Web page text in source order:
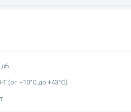
дБ
T (от +10°С до +43°С)